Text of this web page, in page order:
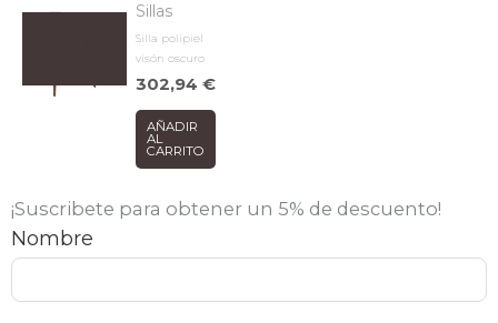
Sillas
Silla polipiel
visón oscuro
302,94€
AÑADIR
AL
CARRITO
¡Suscribete para obtener un 5% de descuento!
Nombre